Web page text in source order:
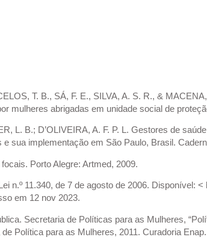
T. B., SÁ, F. E., SILVA, A. S. R., &
mulheres abrigadas em unidade social de
L. B.; D’OLIVEIRA, A. F. P. L. Gestores de
sua implementação em São Paulo, Brasil.
Porto Alegre: Artmed, 2009.
n.º 11.340, de 7 de agosto de 2006. Disponível:
em 12 nov 2023.
Secretaria de Políticas para as Mulheres,
Política para as Mulheres, 2011. Curadoria